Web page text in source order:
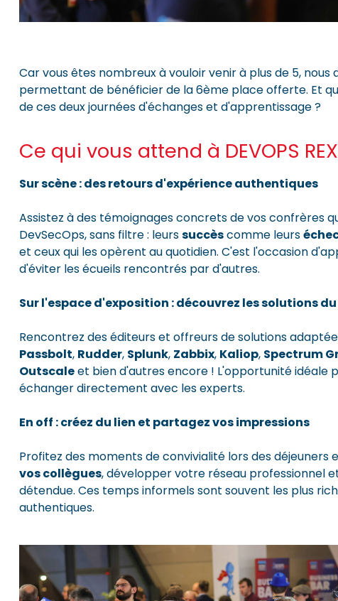
Car vous êtes nombreux à vouloir venir à plus de 5,
permettant de bénéficier de la 6ème place offerte. Et
de ces deux journées d'échanges et d'apprentissage ?
Ce qui vous attend à DEVOPS REX
Sur scène : des retours d'expérience authentiques
Assistez à des témoignages concrets de vos confrères
DevSecOps, sans filtre : leurssuccèscomme leurs
et ceux qui les opèrent au quotidien. C'est l'occasion
d'éviter les écueils rencontrés par d'autres.
Sur l'espace d'exposition : découvrez les solutions
Rencontrez des éditeurs et offreurs de solutions
Passbolt, Rudder, Splunk, Zabbix, Kaliop, Spectrum
Outscaleet bien d'autres encore ! L'opportunité idéale
échanger directement avec les experts.
En off : créez du lien et partagez vos impressions
Profitez des moments de convivialité lors des déjeuners
vos collègues, développer votre réseau professionnel
détendue. Ces temps informels sont souvent les plus
authentiques.